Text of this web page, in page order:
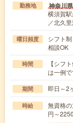
勤務地 神奈川
横須賀
／北久
曜日頻度
シフト
相談OK
時間
【シフ
は一例
期間 即日～2
時給
無資格
円～